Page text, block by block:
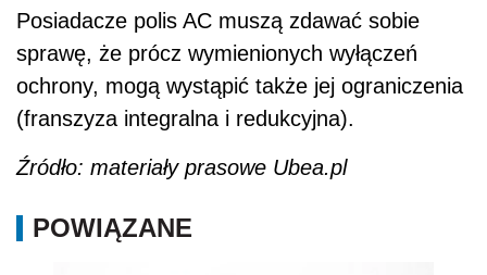
Posiadacze polis AC muszą zdawać sobie
sprawę, że prócz wymienionych wyłączeń
ochrony, mogą wystąpić także jej ograniczenia
(franszyza integralna i redukcyjna).
Źródło: materiały prasowe Ubea.pl
POWIĄZANE